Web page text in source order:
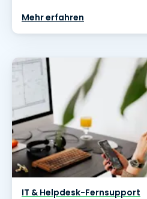
Mehr erfahren
IT & Helpdesk-Fernsupport